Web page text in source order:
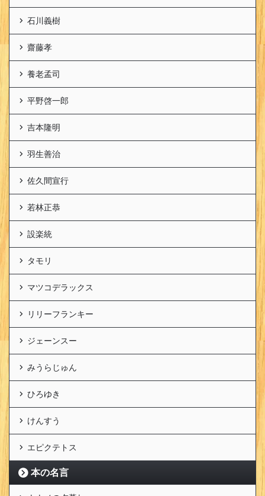
石川義樹
齋藤孝
養老孟司
平野啓一郎
吉本隆明
羽生善治
佐久間宣行
若林正恭
設楽統
タモリ
マツコデラックス
リリーフランキー
ジェーンスー
みうらじゅん
ひろゆき
けんすう
エピクテトス
本の名言